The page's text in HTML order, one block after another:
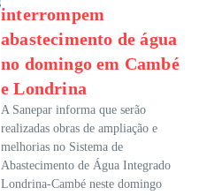
interrompem
abastecimento de água
no domingo em Cambé
e Londrina
A Sanepar informa que serão
realizadas obras de ampliação e
melhorias no Sistema de
Abastecimento de Água Integrado
Londrina-Cambé neste domingo